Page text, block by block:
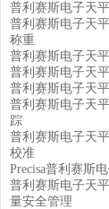
普利赛斯电子天
普利赛斯电子天
称重
普利赛斯电子天
普利赛斯电子天
普利赛斯电子天
普利赛斯电子天
踪
普利赛斯电子天
校准
Precisa普利赛斯
普利赛斯电子天
量安全管理